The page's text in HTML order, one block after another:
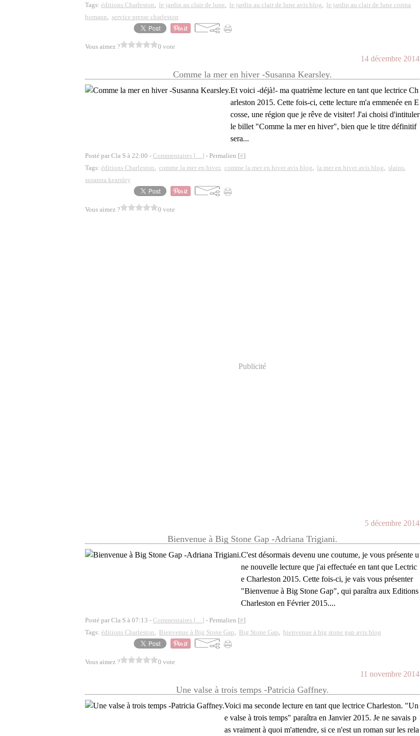
Tags: éditions Charleston, le jardin au clair de lune, le jardin au clair de lune avis blog, le jardin au clair de lune corina
bomann, service presse charleston
Vous aimez ? 0 vote
14 décembre 2014
Comme la mer en hiver -Susanna Kearsley.
Et voici -déjà!- ma quatrième lecture en tant que lectrice Ch
arleston 2015. Cette fois-ci, cette lecture m'a emmenée en E
cosse, une région que je rêve de visiter! J'ai choisi d'intituler
le billet "Comme la mer en hiver", bien que le titre définitif
sera...
Posté par Cla S à 22:00 - Commentaires […] - Permalien [#]
Tags: éditions Charleston, comme la mer en hiver, comme la mer en hiver avis blog, la mer en hiver avis blog, slains,
susanna kearsley
Vous aimez ? 0 vote
Publicité
5 décembre 2014
Bienvenue à Big Stone Gap -Adriana Trigiani.
C'est désormais devenu une coutume, je vous présente u
ne nouvelle lecture que j'ai effectuée en tant que Lectric
e Charleston 2015. Cette fois-ci, je vais vous présenter
"Bienvenue à Big Stone Gap", qui paraîtra aux Editions
Charleston en Février 2015....
Posté par Cla S à 07:13 - Commentaires […] - Permalien [#]
Tags: éditions Charleston, Bienvenue à Big Stone Gap, Big Stone Gap, bienvenue à big stone gap avis blog
Vous aimez ? 0 vote
11 novembre 2014
Une valse à trois temps -Patricia Gaffney.
Voici ma seconde lecture en tant que lectrice Charleston. "Un
e valse à trois temps" paraîtra en Janvier 2015. Je ne savais p
as vraiment à quoi m'attendre, si ce n'est un roman sur les rela